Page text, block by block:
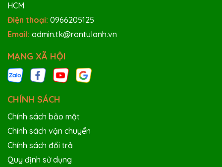
HCM
Điện thoại: 0966205125
Email: admin.tk@rontulanh.vn
MẠNG XÃ HỘI
CHÍNH SÁCH
Chính sách bảo mật
Chính sách vận chuyển
Chính sách đổi trả
Quy định sử dụng